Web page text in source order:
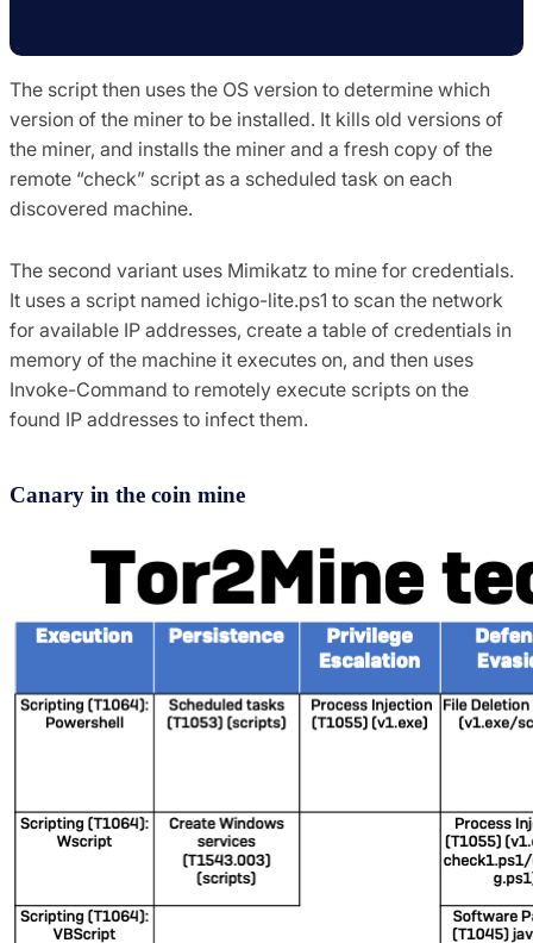
The script then uses the OS version to determine which
version of the miner to be installed. It kills old versions of
the miner, and installs the miner and a fresh copy of the
remote “check” script as a scheduled task on each
discovered machine.
The second variant uses Mimikatz to mine for credentials.
It uses a script named ichigo-lite.ps1 to scan the network
for available IP addresses, create a table of credentials in
memory of the machine it executes on, and then uses
Invoke-Command to remotely execute scripts on the
found IP addresses to infect them.
Canary in the coin mine